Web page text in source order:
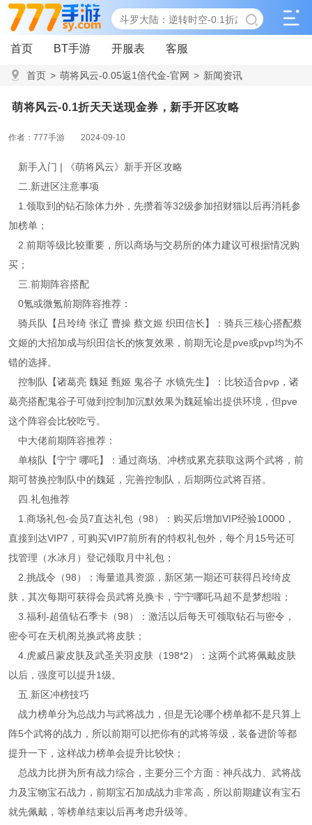
首页 BT手游 开服表 客服
首页 > 萌将风云-0.05返1倍代金-官网 > 新闻资讯
萌将风云-0.1折天天送现金券，新手开区攻略
作者：777手游 2024-09-10
新手入门 | 《萌将风云》新手开区攻略
二.新进区注意事项
1.领取到的钻石除体力外，先攒着等32级参加招财猫以后再消耗参
加榜单；
2.前期等级比较重要，所以商场与交易所的体力建议可根据情况购
买；
三.前期阵容搭配
0氪或微氪前期阵容推荐：
骑兵队【吕玲绮 张辽 曹操 蔡文姬 织田信长】：骑兵三核心搭配蔡
文姬的大招加成与织田信长的恢复效果，前期无论是pve或pvp均为不
错的选择。
控制队【诸葛亮 魏延 甄姬 鬼谷子 水镜先生】：比较适合pvp，诸
葛亮搭配鬼谷子可做到控制加沉默效果为魏延输出提供环境，但pve
这个阵容会比较吃亏。
中大佬前期阵容推荐：
单核队【宁宁 哪吒】：通过商场、冲榜或累充获取这两个武将，前
期可替换控制队中的魏延，完善控制队，后期两位武将百搭。
四.礼包推荐
1.商场礼包-会员7直达礼包（98）：购买后增加VIP经验10000，
直接到达VIP7，可购买VIP7前所有的特权礼包外，每个月15号还可
找管理（水冰月）登记领取月中礼包；
2.挑战令（98）：海量道具资源，新区第一期还可获得吕玲绮皮
肤，其次每期可获得会员武将兑换卡，宁宁哪吒马超不是梦想啦；
3.福利-超值钻石季卡（98）：激活以后每天可领取钻石与密令，
密令可在天机阁兑换武将皮肤；
4.虎威吕蒙皮肤及武圣关羽皮肤（198*2）：这两个武将佩戴皮肤
以后，强度可以提升1级。
五.新区冲榜技巧
战力榜单分为总战力与武将战力，但是无论哪个榜单都不是只算上
阵5个武将的战力，所以前期可以把你有的武将等级，装备进阶等都
提升一下，这样战力榜单会提升比较快；
总战力比拼为所有战力综合，主要分三个方面：神兵战力、武将战
力及宝物宝石战力，前期宝石加成战力非常高，所以前期建议有宝石
就先佩戴，等榜单结束以后再考虑升级等。